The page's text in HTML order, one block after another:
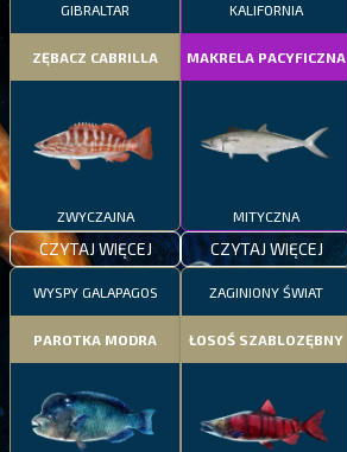
GIBRALTAR
ZĘBACZ CABRILLA
ZWYCZAJNA
CZYTAJ WIĘCEJ
KALIFORNIA
MAKRELA PACYFICZNA
MITYCZNA
CZYTAJ WIĘCEJ
WYSPY GALAPAGOS
PAROTKA MODRA
ZAGINIONY ŚWIAT
ŁOSOŚ SZABLOZĘBNY